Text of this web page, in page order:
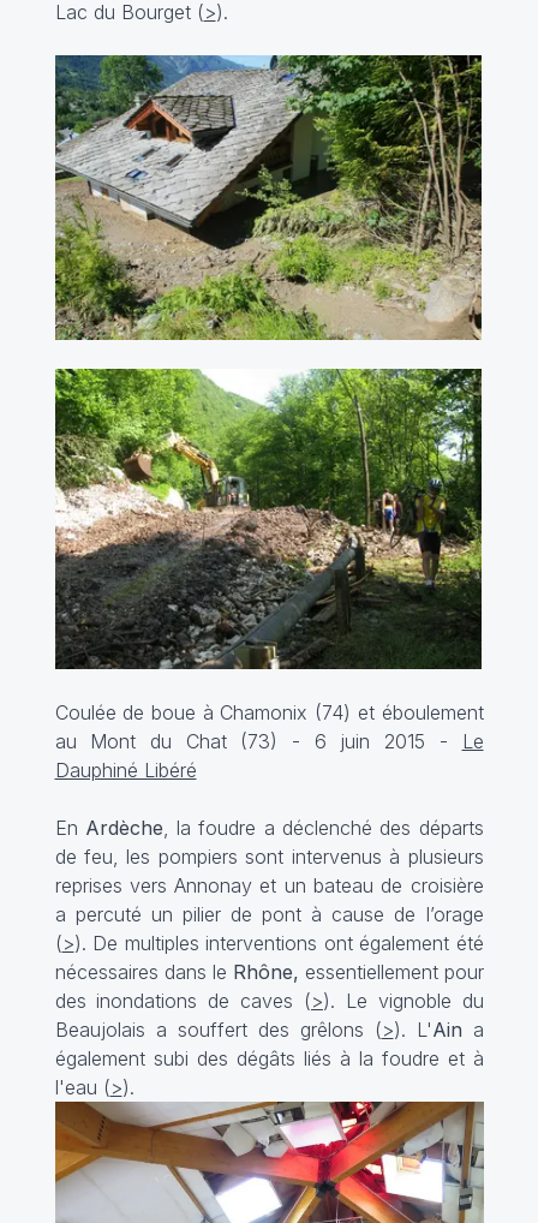
Lac du Bourget (>).
Coulée de boue à Chamonix (74) et éboulement
au Mont du Chat (73) - 6 juin 2015 - Le
Dauphiné Libéré
En Ardèche, la foudre a déclenché des départs
de feu, les pompiers sont intervenus à plusieurs
reprises vers Annonay et un bateau de croisière
a percuté un pilier de pont à cause de l’orage
(>). De multiples interventions ont également été
nécessaires dans le Rhône, essentiellement pour
des inondations de caves (>). Le vignoble du
Beaujolais a souffert des grêlons (>). L'Ain a
également subi des dégâts liés à la foudre et à
l'eau (>).